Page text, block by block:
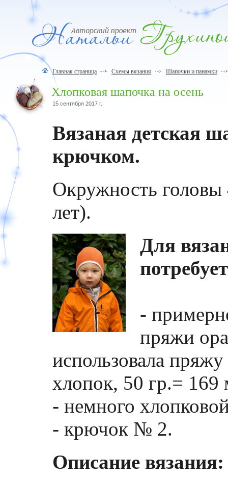
Главная страница Схемы вязания Шапочки и панамки
Хлопковая шапочка на осень
15 сентября 2017 г.
Вязаная детская
крючком.
Окружность головы
лет).
Для
-
пряжи
использовала
хлопок, 50 гр.= 169
- немного
- крючок № 2.
Описание вязания: